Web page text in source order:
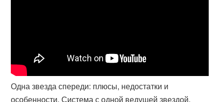
Одна звезда спереди: плюсы, недостатки и
особенности. Система с одной ведущей звездой.